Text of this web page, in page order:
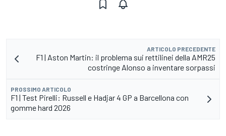
ARTICOLO PRECEDENTE
F1 | Aston Martin: il problema sui rettilinei della AMR25
costringe Alonso a inventare sorpassi
PROSSIMO ARTICOLO
F1 | Test Pirelli: Russell e Hadjar 4 GP a Barcellona con
gomme hard 2026